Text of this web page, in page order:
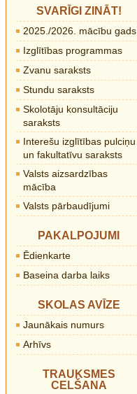
SVARĪGI ZINĀT!
2025./2026. mācību gads
Izglītības programmas
Zvanu saraksts
Stundu saraksts
Skolotāju konsultāciju
saraksts
Interešu izglītības pulciņu
un fakultatīvu saraksts
Valsts aizsardzības
mācība
Valsts pārbaudījumi
PAKALPOJUMI
Ēdienkarte
Baseina darba laiks
SKOLAS AVĪZE
Jaunākais numurs
Arhīvs
TRAUKSMES
CELŠANA